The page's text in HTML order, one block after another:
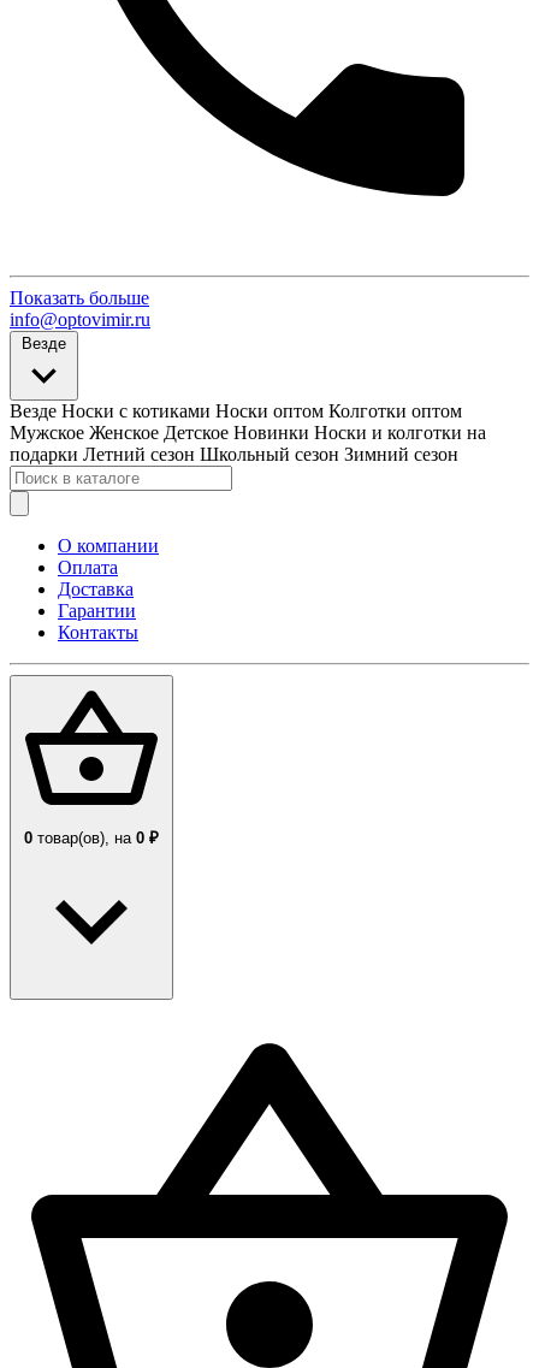
Показать больше
info@optovimir.ru
Везде
Везде Носки с котиками Носки оптом Колготки оптом
Мужское Женское Детское Новинки Носки и колготки на
подарки Летний сезон Школьный сезон Зимний сезон
О компании
Оплата
Доставка
Гарантии
Контакты
0 товар(ов), на 0 ₽